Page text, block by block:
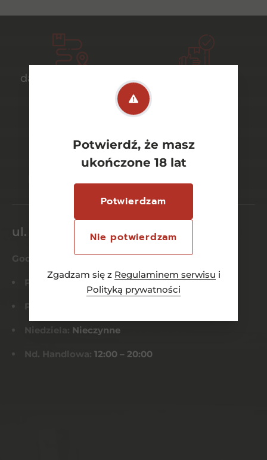
Potwierdź, że masz
ukończone 18 lat
Potwierdzam
Nie potwierdzam
Zgadzam się z Regulaminem serwisu i
Polityką prywatności
darmowa dostawa
bezpieczne
szeroki wybór
ul. Dworcowa 26/6
Godziny otwarcia
Pn-Czw: 8:00 – 21:00
Pt-Sob:
Niedziela: Nieczynne
Nd. Handlowa: 12:00 – 20:00